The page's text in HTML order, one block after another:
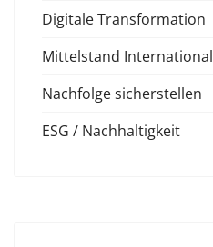
Digitale Transformation
Mittelstand International
Nachfolge sicherstellen
ESG / Nachhaltigkeit